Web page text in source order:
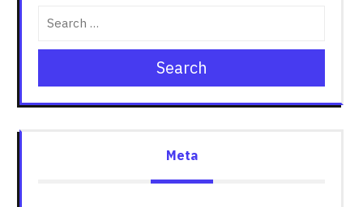
Search
Meta